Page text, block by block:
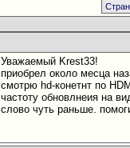
Уважаемый Krest33!
приобрел около месца
смотрю hd-конетнт по
частоту обновлнеия на
слово чуть раньше.